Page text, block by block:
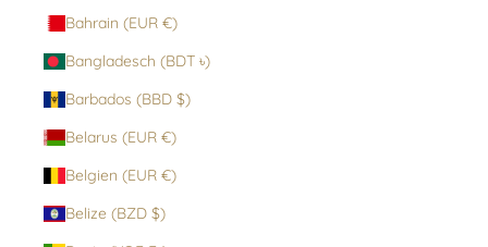
Bahrain (EUR €)
Bangladesch (BDT ৳)
Barbados (BBD $)
Belarus (EUR €)
Belgien (EUR €)
Belize (BZD $)